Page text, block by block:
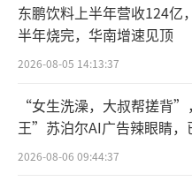
头顶“青梅零食一哥
不顺利，这是其七年
溜溜梅于2019年冲刺
月两度递表港交所
闯关。
东鹏饮料上半年营收124亿
半年烧完，华南增速见顶
2026-08-05 14:13:37
“女生洗澡，大叔帮搓背
王”苏泊尔AI广告辣眼睛，
2026-08-06 09:44:37